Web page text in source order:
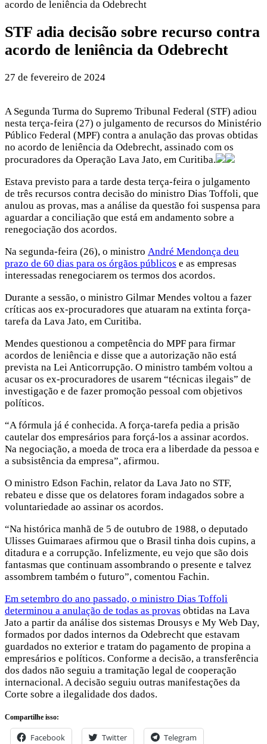
acordo de leniência da Odebrecht
STF adia decisão sobre recurso contra
acordo de leniência da Odebrecht
27 de fevereiro de 2024
A Segunda Turma do Supremo Tribunal Federal (STF) adiou
nesta terça-feira (27) o julgamento de recursos do Ministério
Público Federal (MPF) contra a anulação das provas obtidas
no acordo de leniência da Odebrecht, assinado com os
procuradores da Operação Lava Jato, em Curitiba.
Estava previsto para a tarde desta terça-feira o julgamento
de três recursos contra decisão do ministro Dias Toffoli, que
anulou as provas, mas a análise da questão foi suspensa para
aguardar a conciliação que está em andamento sobre a
renegociação dos acordos.
Na segunda-feira (26), o ministro André Mendonça deu
prazo de 60 dias para os órgãos públicos e as empresas
interessadas renegociarem os termos dos acordos.
Durante a sessão, o ministro Gilmar Mendes voltou a fazer
críticas aos ex-procuradores que atuaram na extinta força-
tarefa da Lava Jato, em Curitiba.
Mendes questionou a competência do MPF para firmar
acordos de leniência e disse que a autorização não está
prevista na Lei Anticorrupção. O ministro também voltou a
acusar os ex-procuradores de usarem “técnicas ilegais” de
investigação e de fazer promoção pessoal com objetivos
políticos.
“A fórmula já é conhecida. A força-tarefa pedia a prisão
cautelar dos empresários para forçá-los a assinar acordos.
Na negociação, a moeda de troca era a liberdade da pessoa e
a subsistência da empresa”, afirmou.
O ministro Edson Fachin, relator da Lava Jato no STF,
rebateu e disse que os delatores foram indagados sobre a
voluntariedade ao assinar os acordos.
“Na histórica manhã de 5 de outubro de 1988, o deputado
Ulisses Guimaraes afirmou que o Brasil tinha dois cupins, a
ditadura e a corrupção. Infelizmente, eu vejo que são dois
fantasmas que continuam assombrando o presente e talvez
assombrem também o futuro”, comentou Fachin.
Em setembro do ano passado, o ministro Dias Toffoli
determinou a anulação de todas as provas obtidas na Lava
Jato a partir da análise dos sistemas Drousys e My Web Day,
formados por dados internos da Odebrecht que estavam
guardados no exterior e tratam do pagamento de propina a
empresários e políticos. Conforme a decisão, a transferência
dos dados não seguiu a tramitação legal de cooperação
internacional. A decisão seguiu outras manifestações da
Corte sobre a ilegalidade dos dados.
Compartilhe isso:
Facebook Twitter Telegram